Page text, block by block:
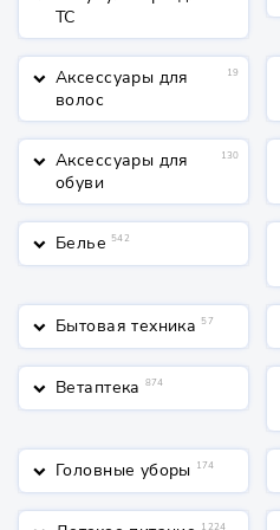
ТС
keyboard_arrow_down Аксессуары для
волос
19
keyboard_arrow_down Аксессуары для
обуви
130
keyboard_arrow_down Белье 542
keyboard_arrow_down Бытовая техника 57
keyboard_arrow_down Ветаптека 874
keyboard_arrow_down Головные уборы 174
1224